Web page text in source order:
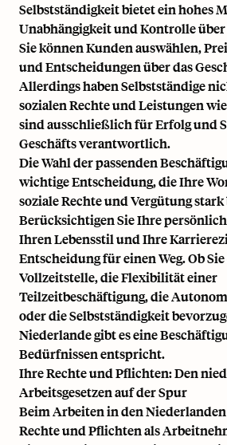
Selbstständigkeit bietet ein hohes
Unabhängigkeit und Kontrolle
Sie können Kunden auswählen,
und Entscheidungen über das
Allerdings haben Selbstständige
sozialen Rechte und Leistungen
sind ausschließlich für Erfolg und
Geschäfts verantwortlich.
Die Wahl der passenden
wichtige Entscheidung, die Ihre
soziale Rechte und Vergütung
Berücksichtigen Sie Ihre
Ihren Lebensstil und Ihre
Entscheidung für einen Weg. Ob
Vollzeitstelle, die Flexibilität einer
Teilzeitbeschäftigung, die
oder die Selbstständigkeit
Niederlande gibt es eine
Bedürfnissen entspricht.
Ihre Rechte und Pflichten: Den
Arbeitsgesetzen auf der Spur
Beim Arbeiten in den
Rechte und Pflichten als